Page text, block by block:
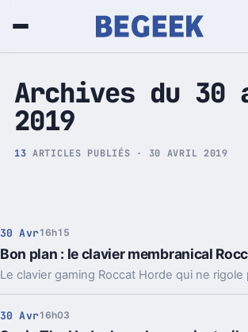
Tech et
Archives du
2019
13 ARTICLES PUBLIÉS · 30 AVRIL 2019
30 Avr16h15
Bon plan : le clavier membranical
30 Avr16h03